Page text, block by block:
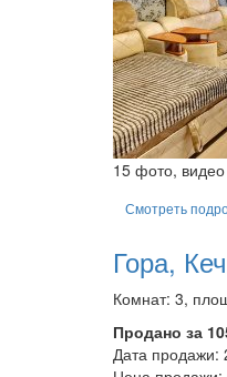
15 фото, видео
Смотреть
Гора,
Комнат: 3,
Продано за
Дата продажи: